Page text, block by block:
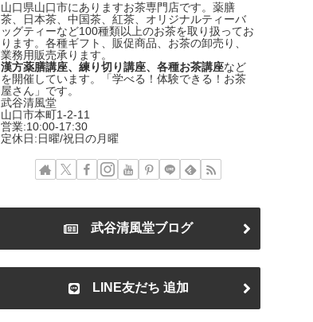
山口県山口市にありますお茶専門店です。薬膳
茶、日本茶、中国茶、紅茶、オリジナルティーバ
ッグティーなど100種類以上のお茶を取り扱ってお
ります。各種ギフト、販促商品、お茶の卸売り、
業務用販売承ります。
漢方薬膳講座、練り切り講座、各種お茶講座など
を開催しています。「学べる！体験できる！お茶
屋さん」です。
武谷清風堂
山口市本町1-2-11
営業:10:00-17:30
定休日:日曜/祝日の月曜
武谷清風堂ブログ
LINE友だち 追加